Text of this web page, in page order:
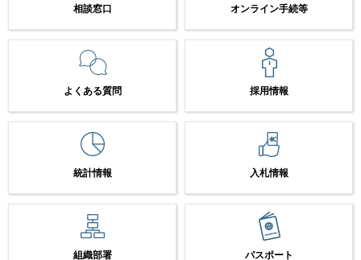
相談窓口 オンライン手続等
よくある質問 採用情報
統計情報 入札情報
組織部署 パスポート